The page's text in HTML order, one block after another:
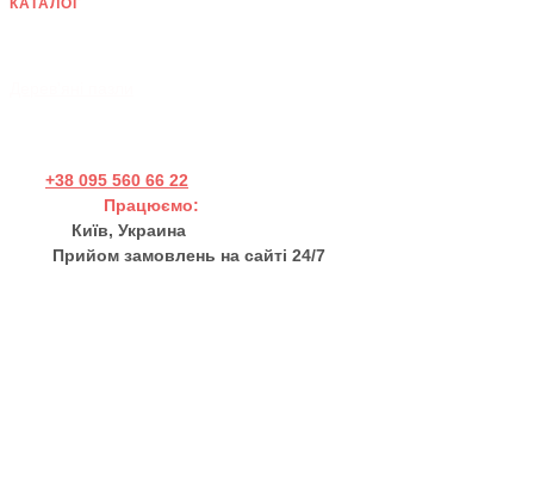
+38 095 560 66 22
Працюємо:
Київ, Украина
Прийом замовлень на сайті 24/7